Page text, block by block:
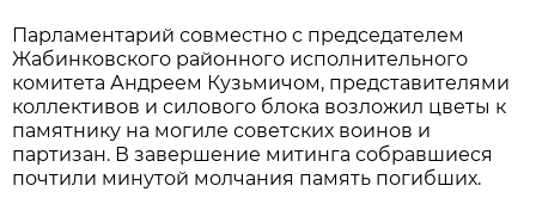
Парламентарий совместно с председателем
Жабинковского районного исполнительного
комитета Андреем Кузьмичом, представителями
коллективов и силового блока возложил цветы к
памятнику на могиле советских воинов и
партизан. В завершение митинга собравшиеся
почтили минутой молчания память погибших.